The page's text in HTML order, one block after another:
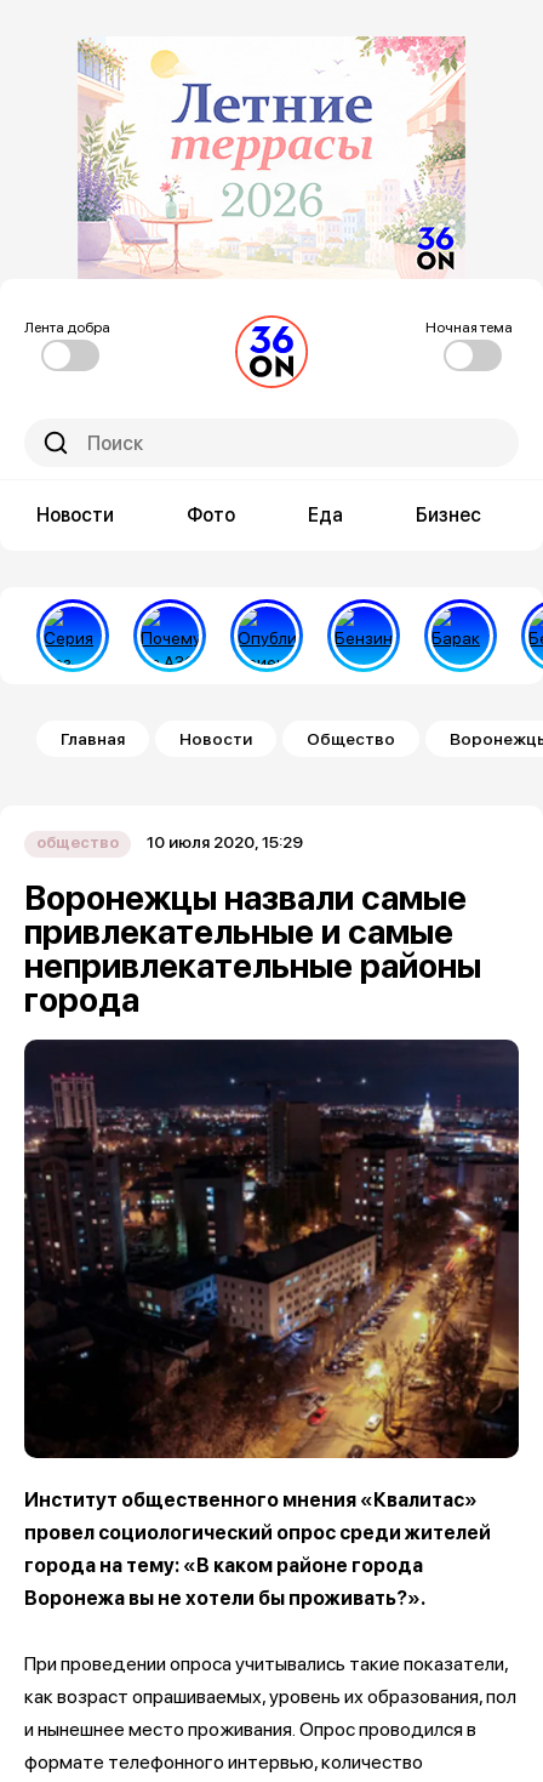
Лента добра Ночная тема
Новости Фото Еда Бизнес
Строка навигации
Главная Новости Общество
общество 10 июля 2020, 15:29
Воронежцы назвали самые
привлекательные и самые
непривлекательные районы
города
Институт общественного мнения «Квалитас»
провел социологический опрос среди жителей
города на тему: «В каком районе города
Воронежа вы не хотели бы проживать?».
При проведении опроса учитывались такие показатели,
как возраст опрашиваемых, уровень их образования, пол
и нынешнее место проживания. Опрос проводился в
формате телефонного интервью, количество